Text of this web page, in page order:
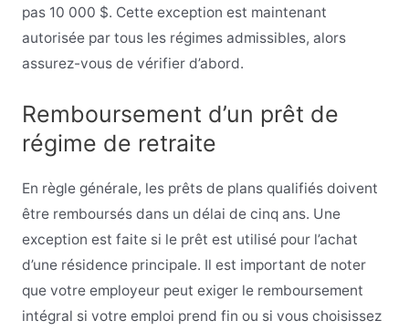
pas 10 000 $. Cette exception est maintenant
autorisée par tous les régimes admissibles, alors
assurez-vous de vérifier d’abord.
Remboursement d’un prêt de
régime de retraite
En règle générale, les prêts de plans qualifiés doivent
être remboursés dans un délai de cinq ans. Une
exception est faite si le prêt est utilisé pour l’achat
d’une résidence principale. Il est important de noter
que votre employeur peut exiger le remboursement
intégral si votre emploi prend fin ou si vous choisissez